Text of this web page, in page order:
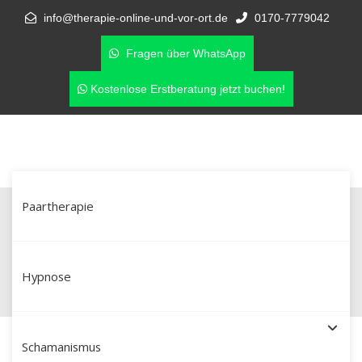
info@therapie-online-und-vor-ort.de 0170-7779042
Fragen über WhatsApp
Kostenlose Erstberatung jetzt buchen!
Paartherapie
Hypnose
Schamanismus
Paartherapie in Waldkraiburg